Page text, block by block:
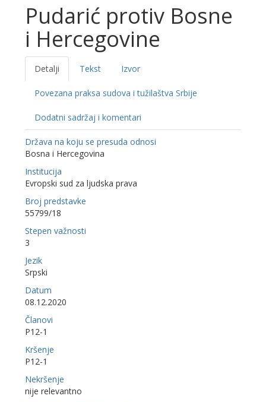
Pudarić protiv Bosne
i Hercegovine
Detalji Tekst Izvor
Povezana praksa sudova i tužilaštva Srbije
Dodatni sadržaj i komentari
Država na koju se presuda odnosi
Bosna i Hercegovina
Institucija
Evropski sud za ljudska prava
Broj predstavke
55799/18
Stepen važnosti
3
Jezik
Srpski
Datum
08.12.2020
Članovi
P12-1
Kršenje
P12-1
Nekršenje
nije relevantno